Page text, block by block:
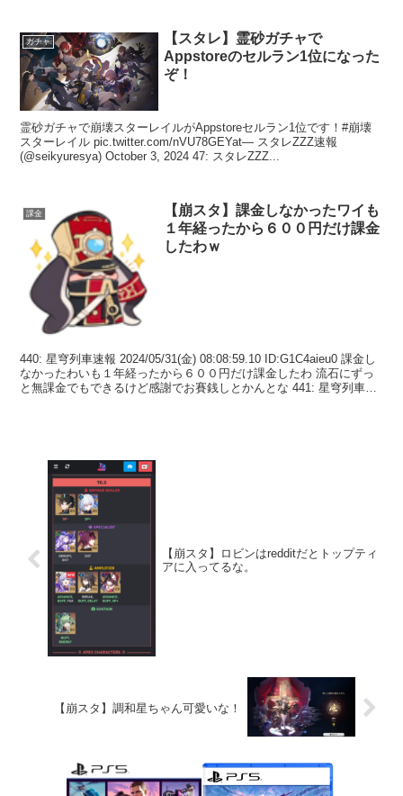
ガチャ
【スタレ】霊砂ガチャで
Appstoreのセルラン1位になった
ぞ！
霊砂ガチャで崩壊スターレイルがAppstoreセルラン1位です！#崩壊
スターレイル pic.twitter.com/nVU78GEYat— スタレZZZ速報
(@seikyuresya) October 3, 2024 47: スタレZZZ...
課金
【崩スタ】課金しなかったワイも
１年経ったから６００円だけ課金
したわｗ
440: 星穹列車速報 2024/05/31(金) 08:08:59.10 ID:G1C4aieu0 課金し
なかったわいも１年経ったから６００円だけ課金したわ 流石にずっ
と無課金でもできるけど感謝でお賽銭しとかんとな 441: 星穹列車速
【崩スタ】ロビンはredditだとトップティ
アに入ってるな。
【崩スタ】調和星ちゃん可愛いな！